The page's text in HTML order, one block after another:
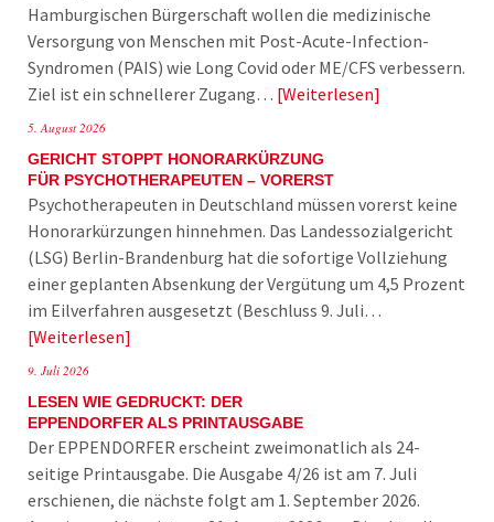
Hamburgischen Bürgerschaft wollen die medizinische
Versorgung von Menschen mit Post-Acute-Infection-
Syndromen (PAIS) wie Long Covid oder ME/CFS verbessern.
Ziel ist ein schnellerer Zugang… Weiterlesen
5. August 2026
GERICHT STOPPT HONORARKÜRZUNG
FÜR PSYCHOTHERAPEUTEN – VORERST
Psychotherapeuten in Deutschland müssen vorerst keine
Honorarkürzungen hinnehmen. Das Landessozialgericht
(LSG) Berlin-Brandenburg hat die sofortige Vollziehung
einer geplanten Absenkung der Vergütung um 4,5 Prozent
im Eilverfahren ausgesetzt (Beschluss 9. Juli…
Weiterlesen
9. Juli 2026
LESEN WIE GEDRUCKT: DER
EPPENDORFER ALS PRINTAUSGABE
Der EPPENDORFER erscheint zweimonatlich als 24-
seitige Printausgabe. Die Ausgabe 4/26 ist am 7. Juli
erschienen, die nächste folgt am 1. September 2026.